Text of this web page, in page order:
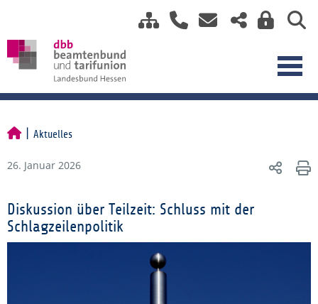
Aktuelles
26. Januar 2026
Diskussion über Teilzeit: Schluss mit der
Schlagzeilenpolitik